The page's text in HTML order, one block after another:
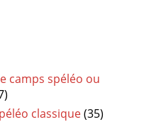
camps spéléo ou
classique(35)